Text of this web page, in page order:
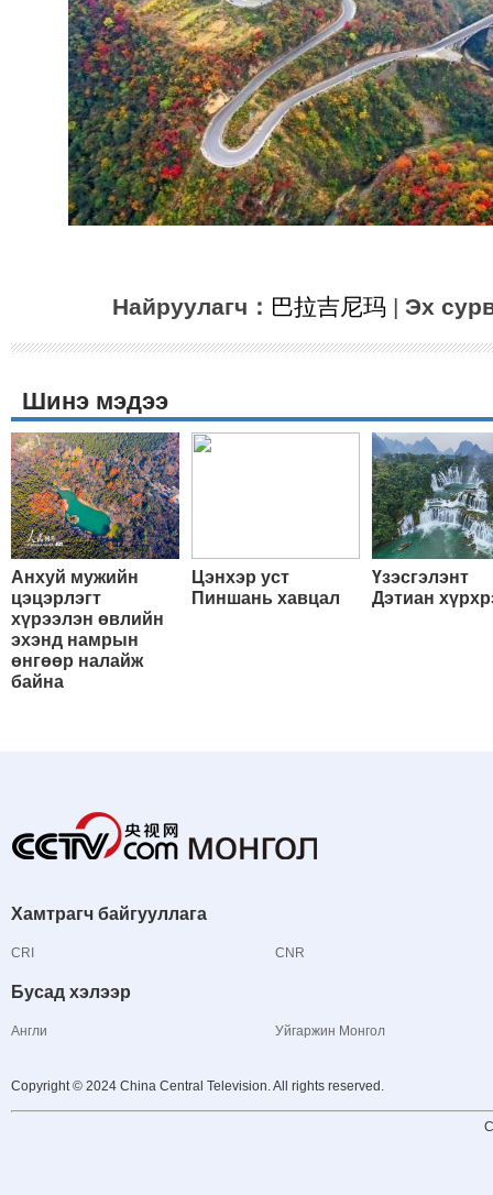
Найруулагч： 巴拉吉尼玛 | Эх
Шинэ мэдээ
Анхуй мужийн
цэцэрлэгт
хүрээлэн өвлийн
эхэнд намрын
өнгөөр налайж
байна
Цэнхэр уст
Пиншань хавцал
Үзэсгэлэнт
Дэтиан
Хамтрагч байгууллага
CRI CNR
Бусад хэлээр
Англи Уйгаржин Монгол
Copyright © 2024 China Central Television. All rights reserved.